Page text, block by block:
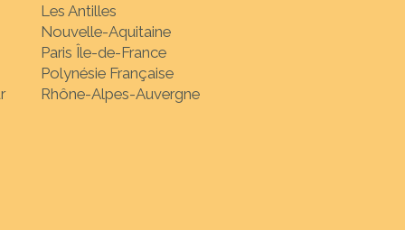
Les Antilles
Nouvelle-Aquitaine
Paris Île-de-France
Polynésie Française
Rhône-Alpes-Auvergne